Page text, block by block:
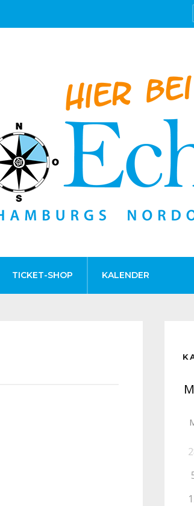
TICKET-SHOP KALENDER